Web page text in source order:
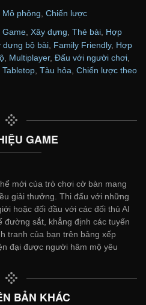
Mô phỏng Chiến lược
Game, Xây dựng, Thẻ bài, Hợp
dựng bộ bài Family Friendly, Hợp
Multiplayer, Đấu với người chơi
Tabletop Tàu hỏa Chiến lược theo
GAME
mới của trò chơi cờ bàn mang
giải thưởng. Thi đấu với những
hoặc đối đầu với các đối thủ AI
đường sắt, khẳng định các tuyến
tranh của bạn trên bảng xếp
đại được người hâm mộ yêu
BẢN KHÁC